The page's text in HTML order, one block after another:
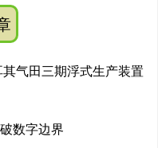
气田三期浮式生产装置
数字边界